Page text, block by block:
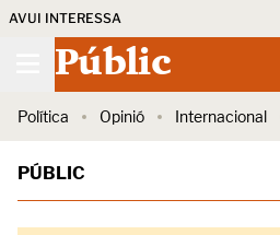
AVUI INTERESSA
Públic
Política Opinió Internacional
PÚBLIC